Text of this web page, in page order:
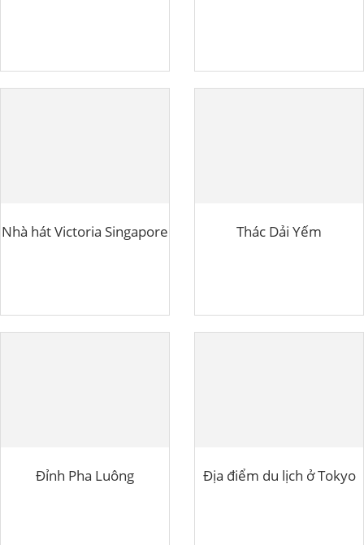
Nhà hát Victoria Singapore Thác Dải Yếm
Đỉnh Pha Luông Địa điểm du lịch ở Tokyo